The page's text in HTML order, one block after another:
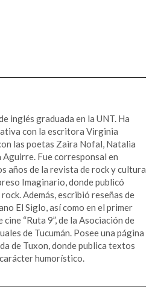
inglés graduada en la UNT. Ha
con la escritora Virginia
las poetas Zaira Nofal, Natalia
Fue corresponsal en
años de la revista de rock y cultura
Imaginario, donde publicó
Además, escribió reseñas de
El Siglo, así como en el primer
“Ruta 9”, de la Asociación de
de Tucumán. Posee una página
de Tuxon, donde publica textos
humorístico.